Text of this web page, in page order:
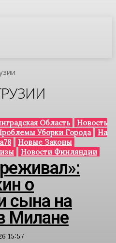
Область
Новость
Уборки Города
На
Новые Законы
Новости Финляндии
о
сына на
Милане
15:57